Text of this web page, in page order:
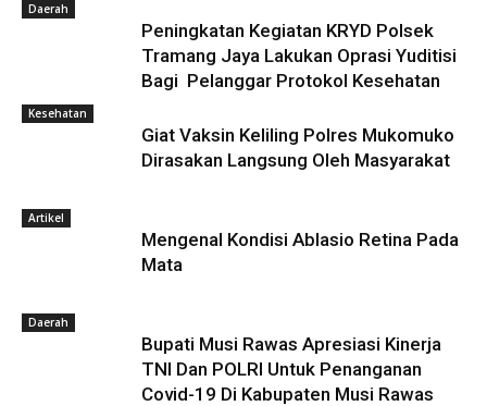
Daerah
Peningkatan Kegiatan KRYD Polsek
Tramang Jaya Lakukan Oprasi Yuditisi
Bagi Pelanggar Protokol Kesehatan
Kesehatan
Giat Vaksin Keliling Polres Mukomuko
Dirasakan Langsung Oleh Masyarakat
Artikel
Mengenal Kondisi Ablasio Retina Pada
Mata
Daerah
Bupati Musi Rawas Apresiasi Kinerja
TNI Dan POLRI Untuk Penanganan
Covid-19 Di Kabupaten Musi Rawas